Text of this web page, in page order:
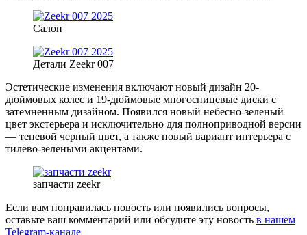
Салон
Детали Zeekr 007
Эстетические изменения включают новый дизайн 20-
дюймовых колес и 19-дюймовые многоспицевые диски с
затемненным дизайном. Появился новый небесно-зеленый
цвет экстерьера и исключительно для полноприводной версии
— теневой черный цвет, а также новый вариант интерьера с
тилево-зелеными акцентами.
запчасти zeekr
Если вам понравилась новость или появились вопросы,
оставьте ваш комментарий или обсудите эту новость в нашем
Telegram-канале